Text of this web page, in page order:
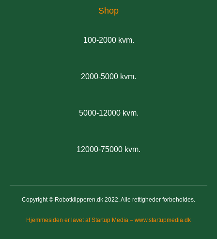
Shop
100-2000 kvm.
2000-5000 kvm.
5000-12000 kvm.
12000-75000 kvm.
Copyright © Robotklipperen.dk 2022. Alle rettigheder forbeholdes.
Hjemmesiden er lavet af Startup Media – www.startupmedia.dk